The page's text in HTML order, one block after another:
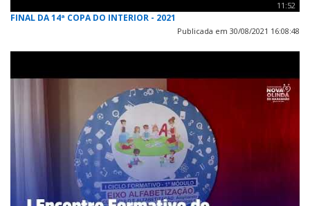
11:52
FINAL DA 14ª COPA DO INTERIOR - 2021
Publicada em 30/08/2021 16:08:48